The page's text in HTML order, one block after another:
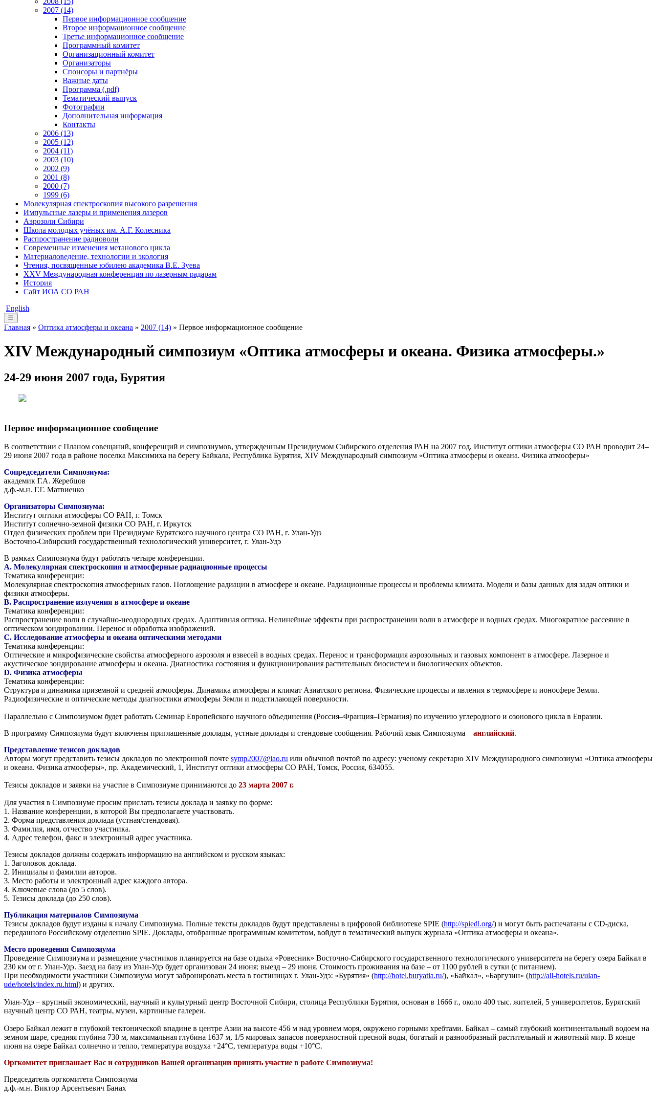
2007 (14)
Первое информационное сообщение
Второе информационное сообщение
Третье информационное сообщение
Программный комитет
Организационный комитет
Организаторы
Спонсоры и партнёры
Важные даты
Программа (.pdf)
Тематический выпуск
Фотографии
Дополнительная информация
Контакты
2006 (13)
2005 (12)
2004 (11)
2003 (10)
2002 (9)
2001 (8)
2000 (7)
1999 (6)
Молекулярная спектроскопия высокого разрешения
Импульсные лазеры и применения лазеров
Аэрозоли Сибири
Школа молодых учёных им. А.Г. Колесника
Распространение радиоволн
Современные изменения метанового цикла
Материаловедение, технологии и экология
Чтения, посвященные юбилею академика В.Е. Зуева
XXV Международная конференция по лазерным радарам
История
Сайт ИОА СО РАН
English
☰
Главная » Оптика атмосферы и океана » 2007 (14) » Первое информационное сообщение
XIV Международный симпозиум «Оптика атмосферы и океана. Физика атмосферы.»
24-29 июня 2007 года, Бурятия
Первое информационное сообщение
В соответствии с Планом совещаний, конференций и симпозиумов, утвержденным Президиумом Сибирского отделения РАН на 2007 год, Институт оптики атмосферы СО РАН проводит 24–
29 июня 2007 года в районе поселка Максимиха на берегу Байкала, Республика Бурятия, XIV Международный симпозиум «Оптика атмосферы и океана. Физика атмосферы»
Сопредседатели Симпозиума:
академик Г.А. Жеребцов
д.ф.-м.н. Г.Г. Матвиенко
Организаторы Симпозиума:
Институт оптики атмосферы СО РАН, г. Томск
Институт солнечно-земной физики СО РАН, г. Иркутск
Отдел физических проблем при Президиуме Бурятского научного центра СО РАН, г. Улан-Удэ
Восточно-Сибирский государственный технологический университет, г. Улан-Удэ
В рамках Симпозиума будут работать четыре конференции.
А. Молекулярная спектроскопия и атмосферные радиационные процессы
Тематика конференции:
Молекулярная спектроскопия атмосферных газов. Поглощение радиации в атмосфере и океане. Радиационные процессы и проблемы климата. Модели и базы данных для задач оптики и
физики атмосферы.
B. Распространение излучения в атмосфере и океане
Тематика конференции:
Распространение волн в случайно-неоднородных средах. Адаптивная оптика. Нелинейные эффекты при распространении волн в атмосфере и водных средах. Многократное рассеяние в
оптическом зондировании. Перенос и обработка изображений.
C. Исследование атмосферы и океана оптическими методами
Тематика конференции:
Оптические и микрофизические свойства атмосферного аэрозоля и взвесей в водных средах. Перенос и трансформация аэрозольных и газовых компонент в атмосфере. Лазерное и
акустическое зондирование атмосферы и океана. Диагностика состояния и функционирования растительных биосистем и биологических объектов.
D. Физика атмосферы
Тематика конференции:
Структура и динамика приземной и средней атмосферы. Динамика атмосферы и климат Азиатского региона. Физические процессы и явления в термосфере и ионосфере Земли.
Радиофизические и оптические методы диагностики атмосферы Земли и подстилающей поверхности.
Параллельно с Симпозиумом будет работать Семинар Европейского научного объединения (Россия–Франция–Германия) по изучению углеродного и озонового цикла в Евразии.
В программу Симпозиума будут включены приглашенные доклады, устные доклады и стендовые сообщения. Рабочий язык Симпозиума – английский.
Представление тезисов докладов
Авторы могут представить тезисы докладов по электронной почте symp2007@iao.ru или обычной почтой по адресу: ученому секретарю XIV Международного симпозиума «Оптика атмосферы
и океана. Физика атмосферы», пр. Академический, 1, Институт оптики атмосферы СО РАН, Томск, Россия, 634055.
Тезисы докладов и заявки на участие в Симпозиуме принимаются до 23 марта 2007 г.
Для участия в Симпозиуме просим прислать тезисы доклада и заявку по форме:
1. Название конференции, в которой Вы предполагаете участвовать.
2. Форма представления доклада (устная/стендовая).
3. Фамилия, имя, отчество участника.
4. Адрес телефон, факс и электронный адрес участника.
Тезисы докладов должны содержать информацию на английском и русском языках:
1. Заголовок доклада.
2. Инициалы и фамилии авторов.
3. Место работы и электронный адрес каждого автора.
4. Ключевые слова (до 5 слов).
5. Тезисы доклада (до 250 слов).
Публикация материалов Симпозиума
Тезисы докладов будут изданы к началу Симпозиума. Полные тексты докладов будут представлены в цифровой библиотеке SPIE (http://spiedl.org/) и могут быть распечатаны с CD-диска,
переданного Российскому отделению SPIE. Доклады, отобранные программным комитетом, войдут в тематический выпуск журнала «Оптика атмосферы и океана».
Место проведения Симпозиума
Проведение Симпозиума и размещение участников планируется на базе отдыха «Ровесник» Восточно-Сибирского государственного технологического университета на берегу озера Байкал в
230 км от г. Улан-Удэ. Заезд на базу из Улан-Удэ будет организован 24 июня; выезд – 29 июня. Стоимость проживания на базе – от 1100 рублей в сутки (с питанием).
При необходимости участники Симпозиума могут забронировать места в гостиницах г. Улан-Удэ: «Бурятия» (http://hotel.buryatia.ru/), «Байкал», «Баргузин» (http://all-hotels.ru/ulan-
ude/hotels/index.ru.html) и других.
Улан-Удэ – крупный экономический, научный и культурный центр Восточной Сибири, столица Республики Бурятия, основан в 1666 г., около 400 тыс. жителей, 5 университетов, Бурятский
научный центр СО РАН, театры, музеи, картинные галереи.
Озеро Байкал лежит в глубокой тектонической впадине в центре Азии на высоте 456 м над уровнем моря, окружено горными хребтами. Байкал – самый глубокий континентальный водоем на
земном шаре, средняя глубина 730 м, максимальная глубина 1637 м, 1/5 мировых запасов поверхностной пресной воды, богатый и разнообразный растительный и животный мир. В конце
июня на озере Байкал солнечно и тепло, температура воздуха +24°С, температура воды +10°С.
Оргкомитет приглашает Вас и сотрудников Вашей организации принять участие в работе Симпозиума!
Председатель оргкомитета Симпозиума
д.ф.-м.н. Виктор Арсентьевич Банах